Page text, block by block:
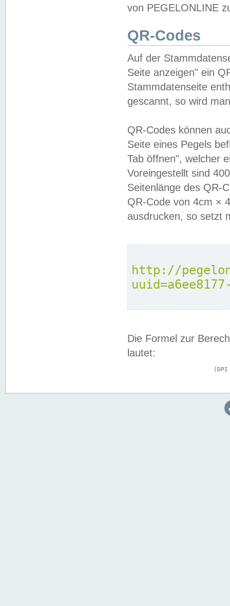
von PEGELONLINE
QR-Codes
Auf der
Seite anzeigen" ein
Stammdatenseite
gescannt, so wird
QR-Codes können
Seite eines Pegels
Tab öffnen", welcher
Voreingestellt sind
Seitenlänge des QR-
QR-Code von 4cm ×
ausdrucken, so setzt
http://
Die Formel zur
lautet: